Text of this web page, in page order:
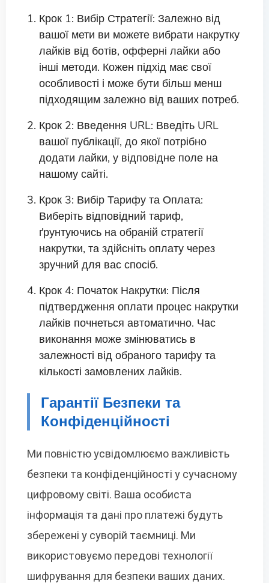
Крок 1: Вибір Стратегії: Залежно від
вашої мети ви можете вибрати накрутку
лайків від ботів, офферні лайки або
інші методи. Кожен підхід має свої
особливості і може бути більш менш
підходящим залежно від ваших потреб.
Крок 2: Введення URL: Введіть URL
вашої публікації, до якої потрібно
додати лайки, у відповідне поле на
нашому сайті.
Крок 3: Вибір Тарифу та Оплата:
Виберіть відповідний тариф,
ґрунтуючись на обраній стратегії
накрутки, та здійсніть оплату через
зручний для вас спосіб.
Крок 4: Початок Накрутки: Після
підтвердження оплати процес накрутки
лайків почнеться автоматично. Час
виконання може змінюватись в
залежності від обраного тарифу та
кількості замовлених лайків.
Гарантії Безпеки та
Конфіденційності
Ми повністю усвідомлюємо важливість
безпеки та конфіденційності у сучасному
цифровому світі. Ваша особиста
інформація та дані про платежі будуть
збережені у суворій таємниці. Ми
використовуємо передові технології
шифрування для безпеки ваших даних.